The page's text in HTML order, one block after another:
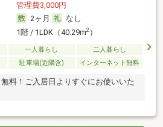
管理費3,000円
2ヶ月
なし
1階 / 1LDK（40.29m2）
一人暮らし
二人暮らし
駐車場(近隣含) インターネット無料
料！ご入居日よりすぐにお使いいた